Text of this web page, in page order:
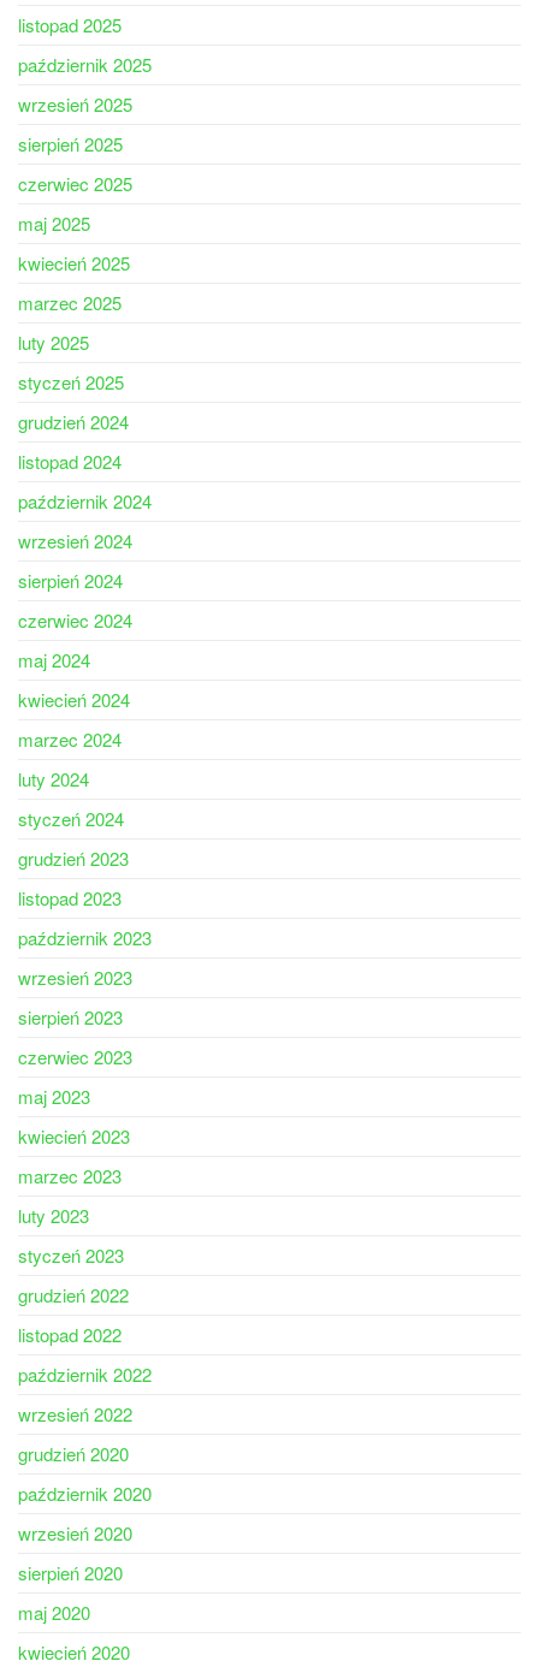
listopad 2025
październik 2025
wrzesień 2025
sierpień 2025
czerwiec 2025
maj 2025
kwiecień 2025
marzec 2025
luty 2025
styczeń 2025
grudzień 2024
listopad 2024
październik 2024
wrzesień 2024
sierpień 2024
czerwiec 2024
maj 2024
kwiecień 2024
marzec 2024
luty 2024
styczeń 2024
grudzień 2023
listopad 2023
październik 2023
wrzesień 2023
sierpień 2023
czerwiec 2023
maj 2023
kwiecień 2023
marzec 2023
luty 2023
styczeń 2023
grudzień 2022
listopad 2022
październik 2022
wrzesień 2022
grudzień 2020
październik 2020
wrzesień 2020
sierpień 2020
maj 2020
kwiecień 2020